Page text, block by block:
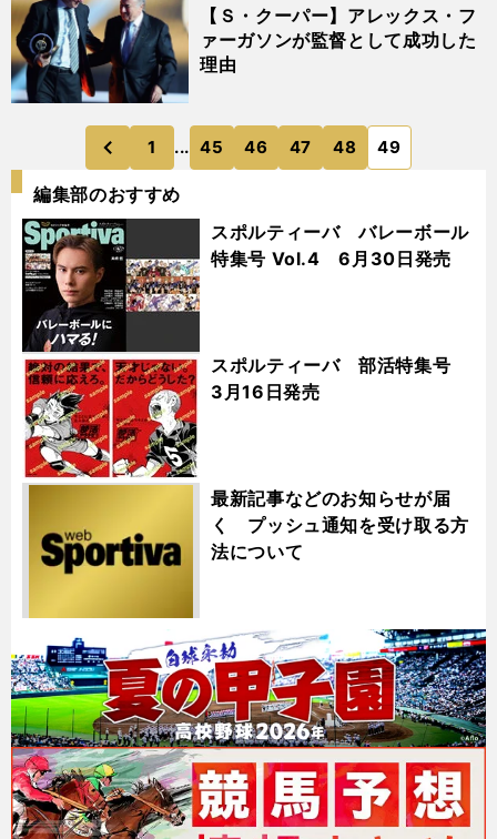
【Ｓ・クーパー】アレックス・フ
ァーガソンが監督として成功した
理由
パー
前
1 ... 45 46 47 48 49
編集部のおすすめ
スポルティーバ バレーボール
特集号 Vol.4 6月30日発売
スポルティーバ 部活特集号
3月16日発売
最新記事などのお知らせが届
く プッシュ通知を受け取る方
法について